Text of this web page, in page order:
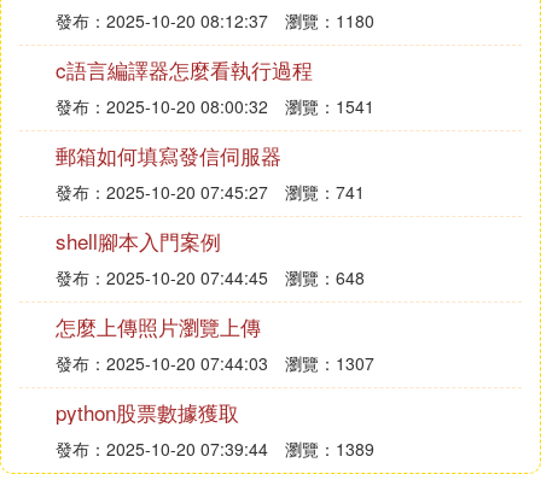
發布：2025-10-20 08:12:37 瀏覽：1180
c語言編譯器怎麼看執行過程
發布：2025-10-20 08:00:32 瀏覽：1541
郵箱如何填寫發信伺服器
發布：2025-10-20 07:45:27 瀏覽：741
shell腳本入門案例
發布：2025-10-20 07:44:45 瀏覽：648
怎麼上傳照片瀏覽上傳
發布：2025-10-20 07:44:03 瀏覽：1307
python股票數據獲取
發布：2025-10-20 07:39:44 瀏覽：1389